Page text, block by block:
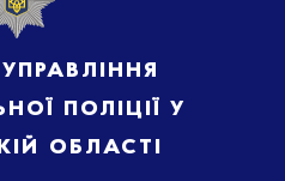
поліції у
області